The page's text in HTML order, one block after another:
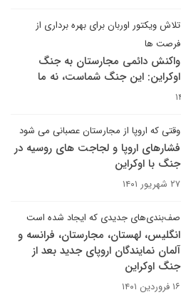
تلاش ویکتور اوربان برای بهره برداری از
فرصت ها
واکنش دائمی مجارستان به جنگ
اوکراین: این جنگ شماست، نه ما
وقتی که اروپا از مجارستان عصبانی می شود
فشارهای اروپا و لجاجت های روسیه در
جنگ با اوکراین
۲۷ شهریور ۱۴۰۱
صف‌بندی‌های جدیدی که ایجاد شده است
انگلیس، لهستان، مجارستان، فرانسه و
آلمان نمایندگان اروپای جدید بعد از
جنگ اوکراین
۱۶ فروردین ۱۴۰۱